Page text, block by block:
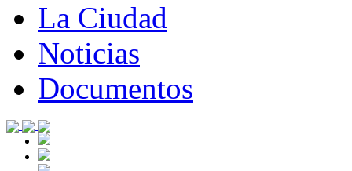
La Ciudad
Noticias
Documentos